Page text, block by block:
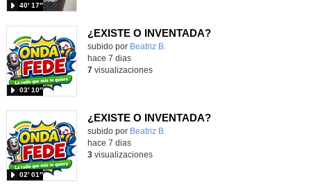
40′ 17″
¿EXISTE O INVENTADA?
Contenido educativo.
subido por Beatriz B.
03′ 10″
hace 7 dias
7visualizaciones
¿EXISTE O INVENTADA?
Contenido educativo.
subido por Beatriz B.
02′ 01″
hace 7 dias
3visualizaciones